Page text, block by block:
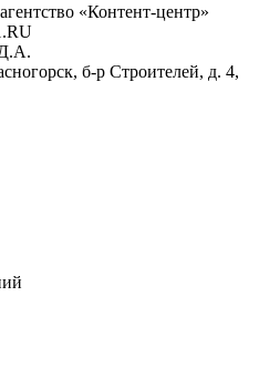
«Контент-центр»
б-р Строителей, д. 4,